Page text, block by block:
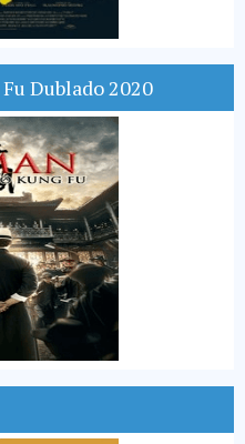
Dublado 2020